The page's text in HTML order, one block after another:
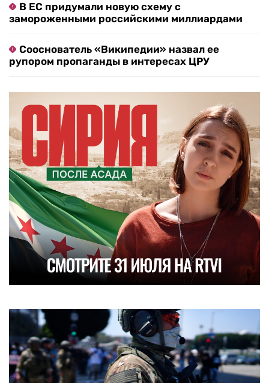
В ЕС придумали новую схему с
замороженными российскими миллиардами
Сооснователь «Википедии» назвал ее
рупором пропаганды в интересах ЦРУ